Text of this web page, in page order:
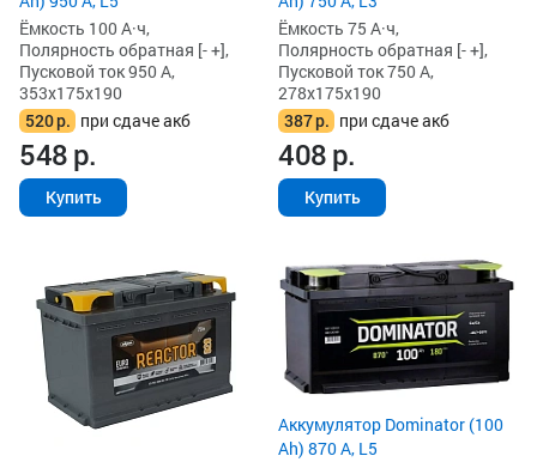
Ёмкость 100 А·ч,
Полярность обратная [- +],
Пусковой ток 950 А,
353x175x190
520р. при сдаче акб
548р.
Купить
Ёмкость 75 А·ч,
Полярность обратная [- +],
Пусковой ток 750 А,
278x175x190
387р. при сдаче акб
408р.
Купить
Аккумулятор Dominator (100
Ah) 870 А, L5